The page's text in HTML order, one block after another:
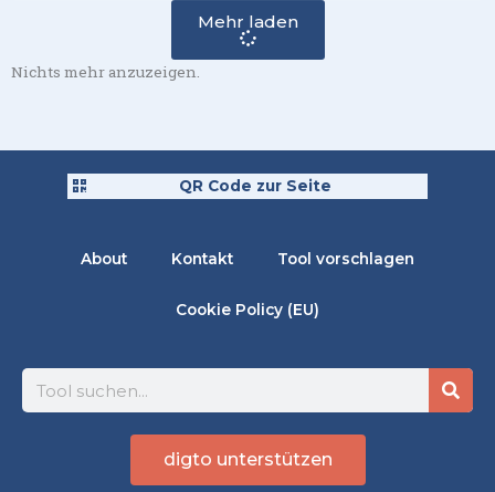
Mehr laden
Nichts mehr anzuzeigen.
QR Code zur Seite
About Kontakt Tool vorschlagen
Cookie Policy (EU)
digto unterstützen